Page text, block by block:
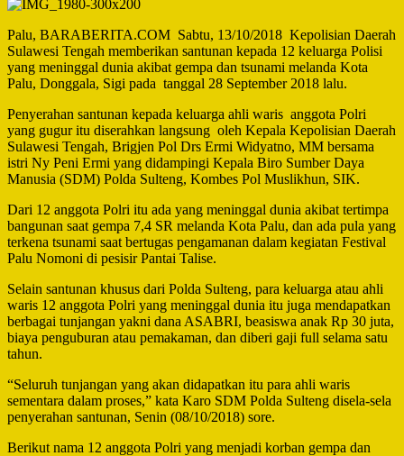
Palu, BARABERITA.COM Sabtu, 13/10/2018 Kepolisian Daerah
Sulawesi Tengah memberikan santunan kepada 12 keluarga Polisi
yang meninggal dunia akibat gempa dan tsunami melanda Kota
Palu, Donggala, Sigi pada tanggal 28 September 2018 lalu.
Penyerahan santunan kepada keluarga ahli waris anggota Polri
yang gugur itu diserahkan langsung oleh Kepala Kepolisian Daerah
Sulawesi Tengah, Brigjen Pol Drs Ermi Widyatno, MM bersama
istri Ny Peni Ermi yang didampingi Kepala Biro Sumber Daya
Manusia (SDM) Polda Sulteng, Kombes Pol Muslikhun, SIK.
Dari 12 anggota Polri itu ada yang meninggal dunia akibat tertimpa
bangunan saat gempa 7,4 SR melanda Kota Palu, dan ada pula yang
terkena tsunami saat bertugas pengamanan dalam kegiatan Festival
Palu Nomoni di pesisir Pantai Talise.
Selain santunan khusus dari Polda Sulteng, para keluarga atau ahli
waris 12 anggota Polri yang meninggal dunia itu juga mendapatkan
berbagai tunjangan yakni dana ASABRI, beasiswa anak Rp 30 juta,
biaya penguburan atau pemakaman, dan diberi gaji full selama satu
tahun.
“Seluruh tunjangan yang akan didapatkan itu para ahli waris
sementara dalam proses,” kata Karo SDM Polda Sulteng disela-sela
penyerahan santunan, Senin (08/10/2018) sore.
Berikut nama 12 anggota Polri yang menjadi korban gempa dan